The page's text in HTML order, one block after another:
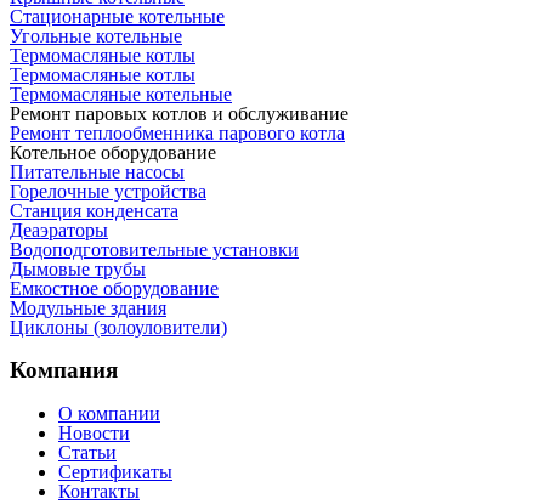
Стационарные котельные
Угольные котельные
Термомасляные котлы
Термомасляные котлы
Термомасляные котельные
Ремонт паровых котлов и обслуживание
Ремонт теплообменника парового котла
Котельное оборудование
Питательные насосы
Горелочные устройства
Станция конденсата
Деаэраторы
Водоподготовительные установки
Дымовые трубы
Емкостное оборудование
Mодульные здания
Циклоны (золоуловители)
Компания
О компании
Новости
Статьи
Сертификаты
Контакты